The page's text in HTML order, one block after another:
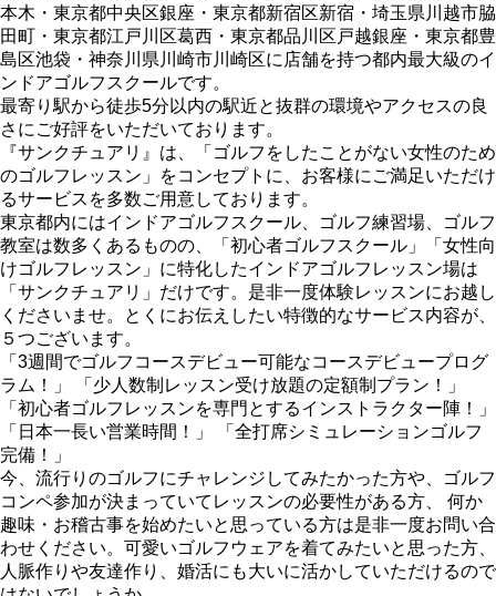
本木・東京都中央区銀座・東京都新宿区新宿・埼玉県川越市脇
田町・東京都江戸川区葛西・東京都品川区戸越銀座・東京都豊
島区池袋・神奈川県川崎市川崎区に店舗を持つ都内最大級のイ
ンドアゴルフスクールです。
最寄り駅から徒歩5分以内の駅近と抜群の環境やアクセスの良
さにご好評をいただいております。
『サンクチュアリ』は、「ゴルフをしたことがない女性のため
のゴルフレッスン」をコンセプトに、お客様にご満足いただけ
るサービスを多数ご用意しております。
東京都内にはインドアゴルフスクール、ゴルフ練習場、ゴルフ
教室は数多くあるものの、「初心者ゴルフスクール」「女性向
けゴルフレッスン」に特化したインドアゴルフレッスン場は
「サンクチュアリ」だけです。是非一度体験レッスンにお越し
くださいませ。とくにお伝えしたい特徴的なサービス内容が、
５つございます。
「3週間でゴルフコースデビュー可能なコースデビュープログ
ラム！」 「少人数制レッスン受け放題の定額制プラン！」
「初心者ゴルフレッスンを専門とするインストラクター陣！」
「日本一長い営業時間！」 「全打席シミュレーションゴルフ
完備！」
今、流行りのゴルフにチャレンジしてみたかった方や、ゴルフ
コンペ参加が決まっていてレッスンの必要性がある方、 何か
趣味・お稽古事を始めたいと思っている方は是非一度お問い合
わせください。可愛いゴルフウェアを着てみたいと思った方、
人脈作りや友達作り、婚活にも大いに活かしていただけるので